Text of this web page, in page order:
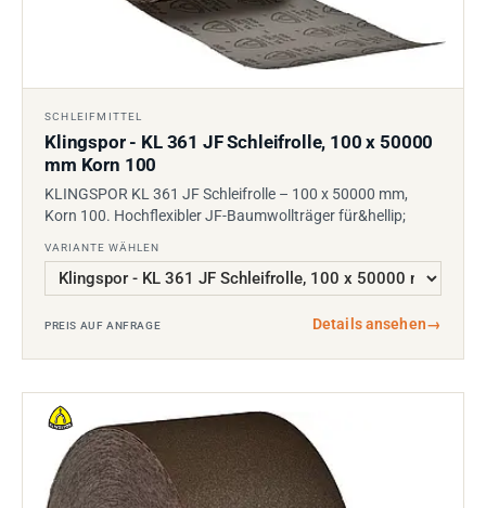
SCHLEIFMITTEL
Klingspor - KL 361 JF Schleifrolle, 100 x 50000
mm Korn 100
KLINGSPOR KL 361 JF Schleifrolle – 100 x 50000 mm,
Korn 100. Hochflexibler JF-Baumwollträger für&hellip;
VARIANTE WÄHLEN
PREIS AUF ANFRAGE Details ansehen→